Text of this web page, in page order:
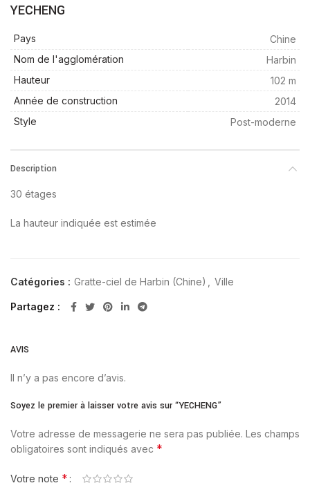
YECHENG
Pays
Chine
Nom de l'agglomération
Harbin
Hauteur
102 m
Année de construction
2014
Style
Post-moderne
Description
30 étages
La hauteur indiquée est estimée
Catégories : Gratte-ciel de Harbin (Chine) Ville
Partagez
AVIS
Il n’y a pas encore d’avis.
Soyez le premier à laisser votre avis sur “YECHENG”
Votre adresse de messagerie ne sera pas publiée. Les champs
obligatoires sont indiqués avec *
Votre note *